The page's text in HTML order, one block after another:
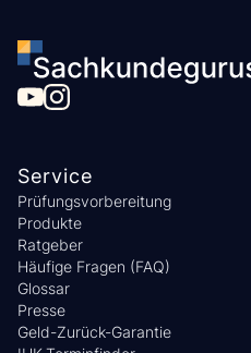
Service
Prüfungsvorbereitung
Produkte
Ratgeber
Häufige Fragen (FAQ)
Glossar
Presse
Geld-Zurück-Garantie